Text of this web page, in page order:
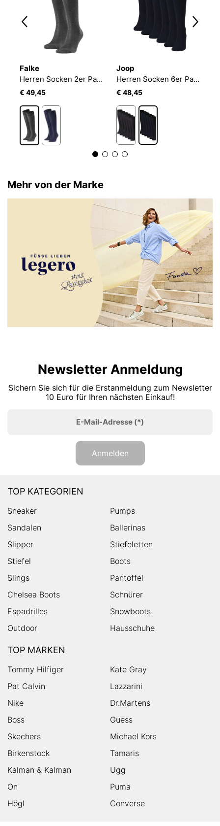
Falke
Herren Socken 2er Pack Tiago
€ 49,45
Joop
Herren Socken 6er Pack Unisex premium essential cotton Knee High 6p
€ 48,45
Mehr von der Marke
Newsletter Anmeldung
Sichern Sie sich für die Erstanmeldung zum Newsletter
10 Euro für Ihren nächsten Einkauf!
E-Mail-Adresse (*)
Anmelden
TOP KATEGORIEN
Sneaker
Pumps
Sandalen
Ballerinas
Slipper
Stiefeletten
Stiefel
Boots
Slings
Pantoffel
Chelsea Boots
Schnürer
Espadrilles
Snowboots
Outdoor
Hausschuhe
TOP MARKEN
Tommy Hilfiger
Kate Gray
Pat Calvin
Lazzarini
Nike
Dr.Martens
Boss
Guess
Skechers
Michael Kors
Birkenstock
Tamaris
Kalman & Kalman
Ugg
On
Puma
Högl
Converse